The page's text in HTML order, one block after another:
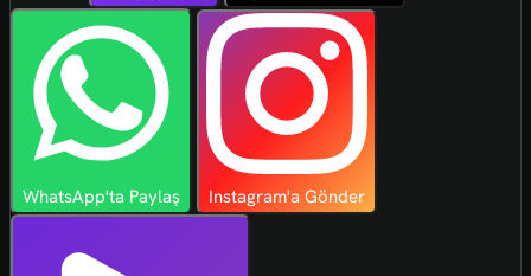
WhatsApp'ta Paylaş Instagram'a Gönder